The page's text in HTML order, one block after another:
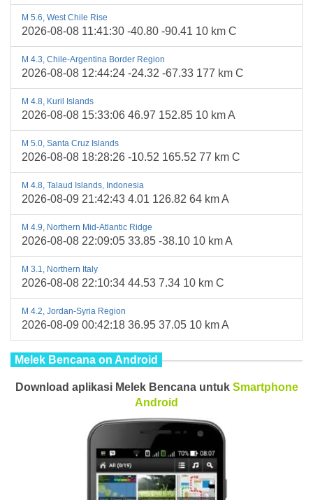
M 5.6, West Chile Rise
2026-08-08 11:41:30 -40.80 -90.41 10 km C
M 4.3, Chile-Argentina Border Region
2026-08-08 12:44:24 -24.32 -67.33 177 km C
M 4.8, Kuril Islands
2026-08-08 15:33:06 46.97 152.85 10 km A
M 5.0, Santa Cruz Islands
2026-08-08 18:28:26 -10.52 165.52 77 km C
M 4.8, Talaud Islands, Indonesia
2026-08-09 21:42:43 4.01 126.82 64 km A
M 4.9, Northern Mid-Atlantic Ridge
2026-08-08 22:09:05 33.85 -38.10 10 km A
M 3.1, Northern Italy
2026-08-08 22:10:34 44.53 7.34 10 km C
M 4.2, Jordan-Syria Region
2026-08-09 00:42:18 36.95 37.05 10 km A
Melek Bencana on Android
Download aplikasi Melek Bencana untuk Smartphone
Android